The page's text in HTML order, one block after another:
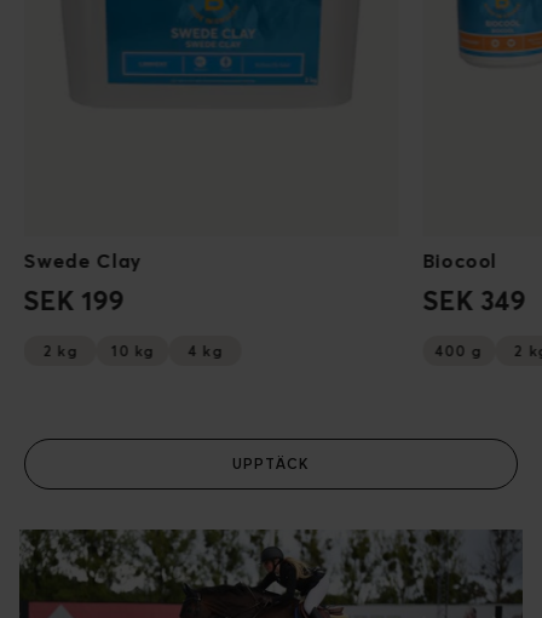
Swede Clay
SEK 199
2 kg 10 kg 4 kg
Biocool
SEK 349
400 g 2
UPPTÄCK